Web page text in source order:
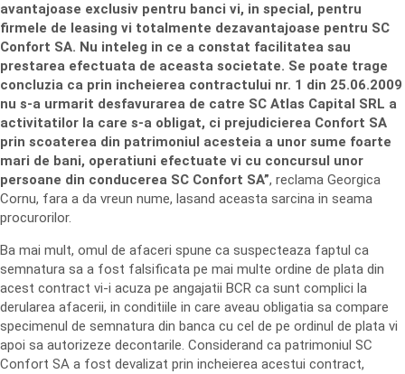
avantajoase exclusiv pentru banci vi, in special, pentru
firmele de leasing vi totalmente dezavantajoase pentru SC
Confort SA. Nu inteleg in ce a constat facilitatea sau
prestarea efectuata de aceasta societate. Se poate trage
concluzia ca prin incheierea contractului nr. 1 din 25.06.2009
nu s-a urmarit desfavurarea de catre SC Atlas Capital SRL a
activitatilor la care s-a obligat, ci prejudicierea Confort SA
prin scoaterea din patrimoniul acesteia a unor sume foarte
mari de bani, operatiuni efectuate vi cu concursul unor
persoane din conducerea SC Confort SA”, reclama Georgica
Cornu, fara a da vreun nume, lasand aceasta sarcina in seama
procurorilor.
Ba mai mult, omul de afaceri spune ca suspecteaza faptul ca
semnatura sa a fost falsificata pe mai multe ordine de plata din
acest contract vi-i acuza pe angajatii BCR ca sunt complici la
derularea afacerii, in conditiile in care aveau obligatia sa compare
specimenul de semnatura din banca cu cel de pe ordinul de plata vi
apoi sa autorizeze decontarile. Considerand ca patrimoniul SC
Confort SA a fost devalizat prin incheierea acestui contract,